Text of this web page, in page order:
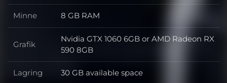
Minne Minne
8 GB RAM
Grafik Grafik
Nvidia GTX 1060 6GB or AMD Radeon RX
590 8GB
Lagring Lagring
30 GB available space